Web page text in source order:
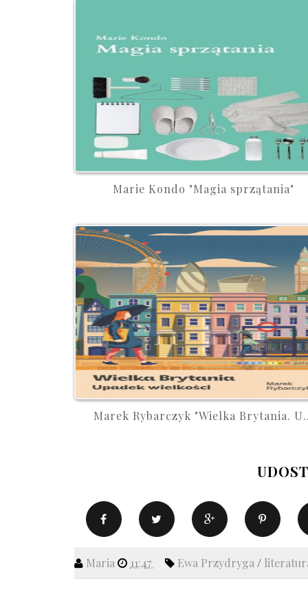
Marie Kondo "Magia sprzątania"
Marek Rybarczyk "Wielka Brytania.
Maria 11:47 Ewa Przydryga /